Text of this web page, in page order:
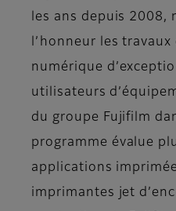
les ans depuis 2008,
l’honneur les travaux
numérique
utilisateurs
du groupe Fujifilm
programme évalue
applications
imprimantes jet